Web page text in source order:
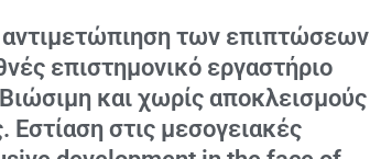
των επιπτώσεων
επιστημονικό εργαστήριο
και χωρίς αποκλεισμούς
Εστίαση στις μεσογειακές